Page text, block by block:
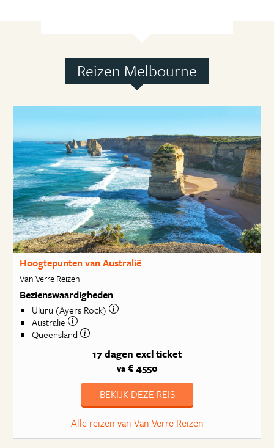
Reizen Melbourne
Hoogtepunten van Australië
Van Verre Reizen
Bezienswaardigheden
Uluru (Ayers Rock)
Australie
Queensland
17 dagen excl ticket
va€ 4550
BEKIJK DEZE REIS
Alle reizen van Van Verre Reizen